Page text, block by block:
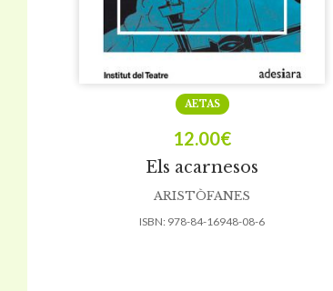
Els acarnesos
AETAS
12.00€
ARISTÒFANES
ISBN: 978-84-16948-08-6